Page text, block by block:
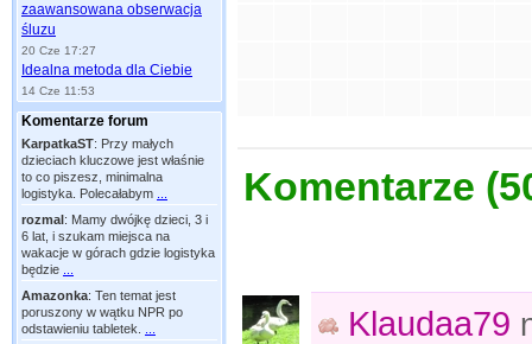
zaawansowana obserwacja
śluzu
20 Cze 17:27
Idealna metoda dla Ciebie
14 Cze 11:53
Komentarze forum
KarpatkaST: Przy małych
dzieciach kluczowe jest właśnie
to co piszesz, minimalna
logistyka. Polecałabym
rozmal: Mamy dwójkę dzieci, 3 i
6 lat, i szukam miejsca na
wakacje w górach gdzie logistyka
będzie
Amazonka: Ten temat jest
poruszony w wątku NPR po
odstawieniu tabletek.
Komentarze (
Klaudaa79